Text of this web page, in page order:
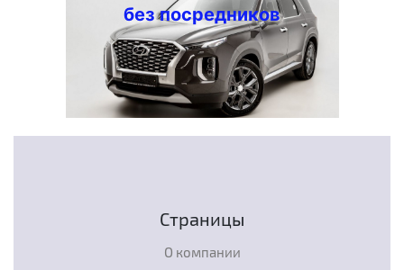
без посредников
Страницы
О компании